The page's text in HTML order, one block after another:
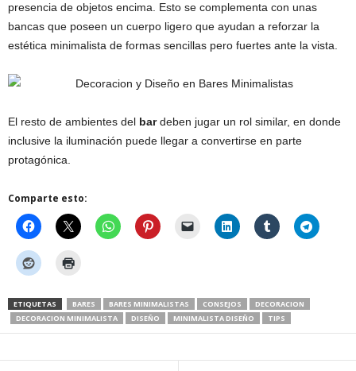
presencia de objetos encima. Esto se complementa con unas
bancas que poseen un cuerpo ligero que ayudan a reforzar la
estética minimalista de formas sencillas pero fuertes ante la vista.
El resto de ambientes del bardeben jugar un rol similar, en donde
inclusive la iluminación puede llegar a convertirse en parte
protagónica.
Comparte esto:
ETIQUETAS BARES BARES MINIMALISTAS CONSEJOS
DECORACION
DECORACION MINIMALISTA
DISEÑO MINIMALISTA DISEÑO TIPS